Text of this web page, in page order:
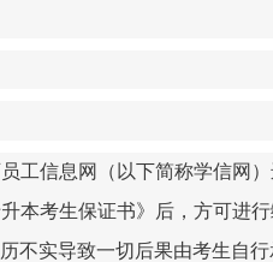
工信息网（以下简称学信网
本考生保证书》后，方可进
不实导致一切后果由考生自行